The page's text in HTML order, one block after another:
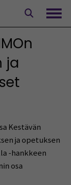
ja
Kestävän
ja opetuksen
-hankkeen
osa